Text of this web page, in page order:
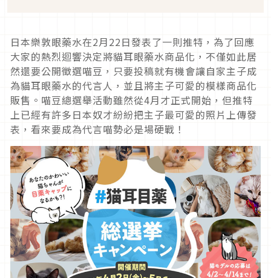
日本樂敦眼藥水在2月22日發表了一則推特，為了回應
大家的熱烈迴響決定將貓耳眼藥水商品化，不僅如此居
然還要公開徵選喵豆，只要投稿就有機會讓自家主子成
為貓耳眼藥水的代言人，並且將主子可愛的模樣商品化
販售。喵豆總選舉活動雖然從4月才正式開始，但推特
上已經有許多日本奴才紛紛把主子最可愛的照片上傳發
表，看來要成為代言喵勢必是場硬戰！